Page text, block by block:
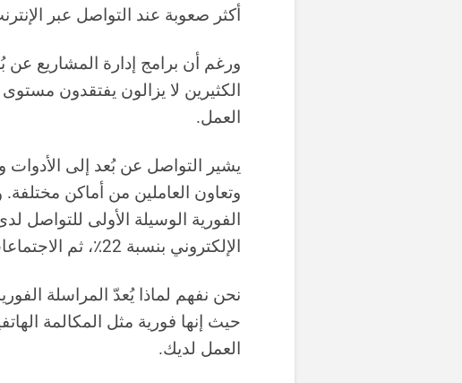
أكثر صعوبة عند التواصل عبر
ورغم أن برامج إدارة المشاريع عن
الكثيرين لا يزالون يفتقدون
العمل.
يشير التواصل عن بُعد إلى
وتعاون العاملين من أماكن
الإلكتروني بنسبة 22٪، ثم الاجتماعات بنسبة 19٪.
نحن نفهم لماذا يُعدّ المراسلة
حيث إنها فورية مثل المكالمة
العمل لديك.